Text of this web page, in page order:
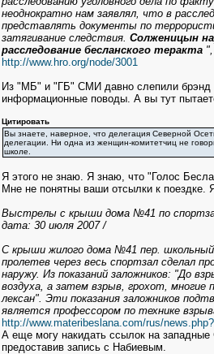
неоднократно нам заявлял, что в
представлять документы по
затягивание следствия. Солженицын
расследование бесланского теракта",
http://www.hro.org/node/3001
Из "МБ" и "ГБ" СМИ давно слепили брэнд
информационные поводы. А вы тут
Цитировать
Вы знаете, наверное, что делегация Северной
делегации. Ни одна из женщин-комитетчиц не
школе.
Я этого не знаю. Я знаю, что "Голос
Мне не понятны ваши отсылки к
Выстрелы с крыши дома №41 по
дата: 30 июля 2007 /
С крыши жилого дома №41 пер.
пролетев через весь спортзал сделал
наружу. Из показаний заложников: "До
воздуха, а затем взрыв, грохот, многие
лексан". Эти показания заложников
является профессором по технике
http://www.materibeslana.com/rus/
А еще могу накидать ссылок на
предоставив запись с Набиевым.